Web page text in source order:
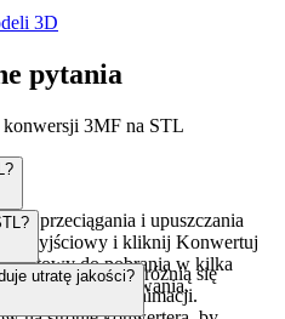
3D
pytania
konwersji 3MF na STL
przeciągania i upuszczania
wyjściowy i kliknij Konwertuj
gotowy do pobrania w kilka
oprogramowania.
3MF i STL różnią się
materiałów i animacji.
utratę jakości?